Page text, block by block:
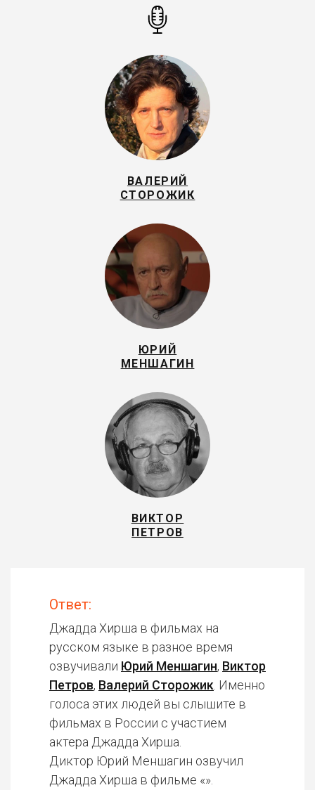
ВАЛЕРИЙ
СТОРОЖИК
ЮРИЙ
МЕНШАГИН
ВИКТОР
ПЕТРОВ
Ответ:
Джадда Хирша в фильмах на
русском языке в разное время
озвучивали Юрий Меншагин, Виктор
Петров, Валерий Сторожик . Именно
голоса этих людей вы слышите в
фильмах в России с участием
актера Джадда Хирша.
Диктор Юрий Меншагин озвучил
Джадда Хирша в фильме «».